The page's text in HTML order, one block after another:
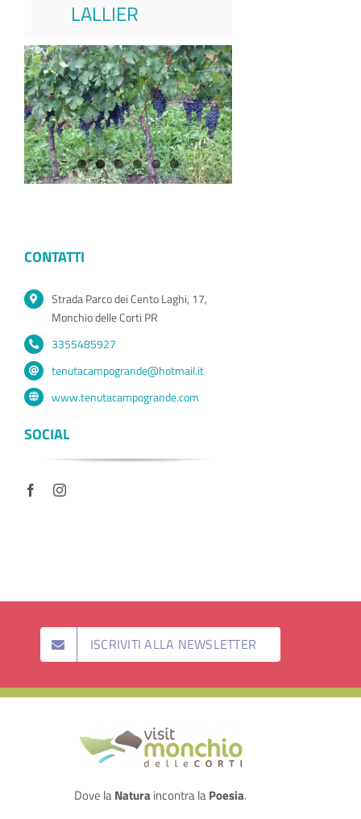
LALLIER
CONTATTI
Strada Parco dei Cento Laghi, 17,
Monchio delle Corti PR
3355485927
tenutacampogrande@hotmail.it
www.tenutacampogrande.com
SOCIAL
ISCRIVITI ALLA NEWSLETTER
Dove laNatura incontra laPoesia.